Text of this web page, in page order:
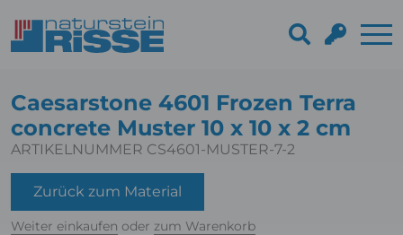
Caesarstone 4601 Frozen Terra
concrete Muster 10 x 10 x 2 cm
ARTIKELNUMMER CS4601-MUSTER-7-2
Zurück zum Material
Weiter einkaufen oder zum Warenkorb